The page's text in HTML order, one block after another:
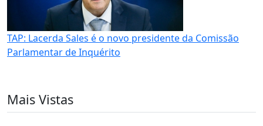
TAP: Lacerda Sales é o novo presidente da Comissão
Parlamentar de Inquérito
Mais Vistas